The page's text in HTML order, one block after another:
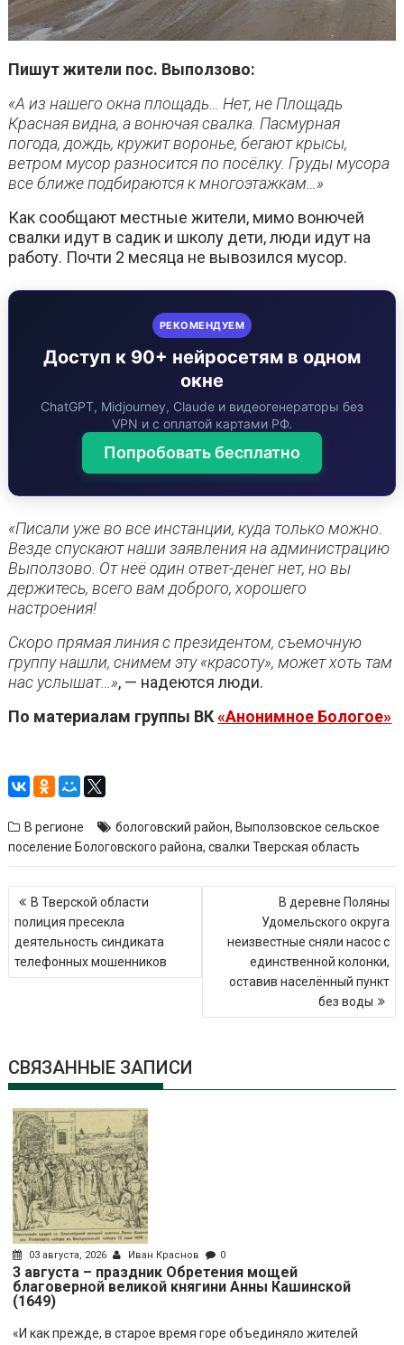
Пишут жители пос. Выползово:
«А из нашего окна площадь… Нет, не Площадь
Красная видна, а вонючая свалка. Пасмурная
погода, дождь, кружит воронье, бегают крысы,
ветром мусор разносится по посёлку. Груды мусора
все ближе подбираются к многоэтажкам…»
Как сообщают местные жители, мимо вонючей
свалки идут в садик и школу дети, люди идут на
работу. Почти 2 месяца не вывозился мусор.
РЕКОМЕНДУЕМ
Доступ к 90+ нейросетям в одном
окне
ChatGPT, Midjourney, Claude и видеогенераторы без
VPN и с оплатой картами РФ.
Попробовать бесплатно
«Писали уже во все инстанции, куда только можно.
Везде спускают наши заявления на администрацию
Выползово. От неё один ответ-денег нет, но вы
держитесь, всего вам доброго, хорошего
настроения!
Скоро прямая линия с президентом, съемочную
группу нашли, снимем эту «красоту», может хоть там
нас услышат…», — надеются люди.
По материалам группы ВК«Анонимное Бологое»
В регионе бологовский район, Выползовское сельское
поселение Бологовского района,свалки Тверская область
Навигация
по
записям
В Тверской области
полиция пресекла
деятельность синдиката
телефонных мошенников
В деревне Поляны
Удомельского округа
неизвестные сняли насос с
единственной колонки,
оставив населённый пункт
без воды
СВЯЗАННЫЕ ЗАПИСИ
03 августа, 2026 Иван Краснов 0
3 августа – праздник Обретения мощей
благоверной великой княгини Анны Кашинской
(1649)
«И как прежде, в старое время горе объединяло жителей